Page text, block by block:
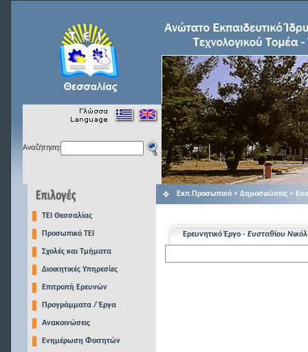
Αναζήτηση:
TEI Θεσσαλίας
Προσωπικό ΤΕΙ
Σχολές και Τμήματα
Διοικητικές Υπηρεσίες
Επιτροπή Ερευνών
Προγράμματα / Έργα
Ανακοινώσεις
Ενημέρωση Φοιτητών
Εκπ.Προσωπικό > Δημοσιεύσεις >
Ερευνητικό Έργο - Ευσταθίου